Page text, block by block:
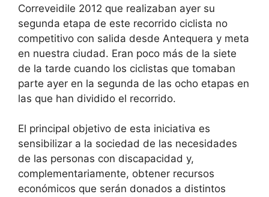
Correveidile 2012 que realizaban ayer su
segunda etapa de este recorrido ciclista no
competitivo con salida desde Antequera y meta
en nuestra ciudad. Eran poco más de la siete
de la tarde cuando los ciclistas que tomaban
parte ayer en la segunda de las ocho etapas en
las que han dividido el recorrido.
El principal objetivo de esta iniciativa es
sensibilizar a la sociedad de las necesidades
de las personas con discapacidad y,
complementariamente, obtener recursos
económicos que serán donados a distintos